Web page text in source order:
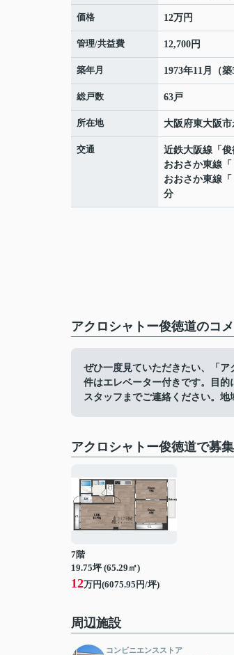
価格 12万円
管理/共益費 12,700円
築年月 1973年11月（築
総戸数 63戸
所在地 大阪府東大阪市
交通 近鉄大阪線 「 俊
おおさか東線 「
おおさか東線 「
分
アクロシャトー俊徳道のコ
ぜひ一度見ていただきたい、「
件はエレベーター付きです。目
スタッフまでご連絡ください。地
アクロシャトー俊徳道で募
7階
19.75坪 (65.29㎡)
12万円(6075.95円/坪)
周辺施設
コンビニエンスストア